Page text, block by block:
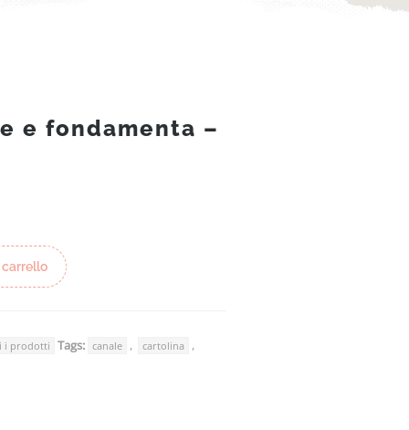
e fondamenta –
i prodotti Tags: canale , cartolina ,